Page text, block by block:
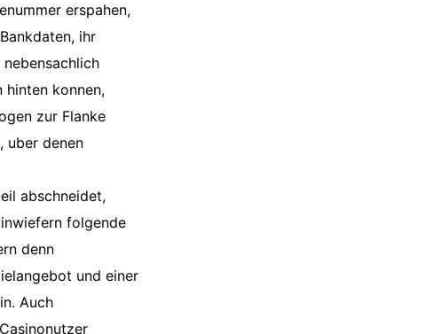
erspahen,
ihr
hinten konnen,
zur Flanke
uber denen
abschneidet,
folgende
denn
und einer
Auch